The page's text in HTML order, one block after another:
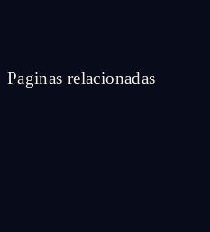
Paginas relacionadas